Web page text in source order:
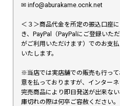
✉︎ info@aburakame.ocnk.net
＜３＞商品代金を所定の振込口座
き、PayPal（PayPalにご登録いた
がご利用いただけます）でのお支
いたします。
※当店では実店舗での販売も行っ
意を払っておりますが、インター
完売商品により即日発送が出来な
庫切れの際は何卒ご容赦ください。